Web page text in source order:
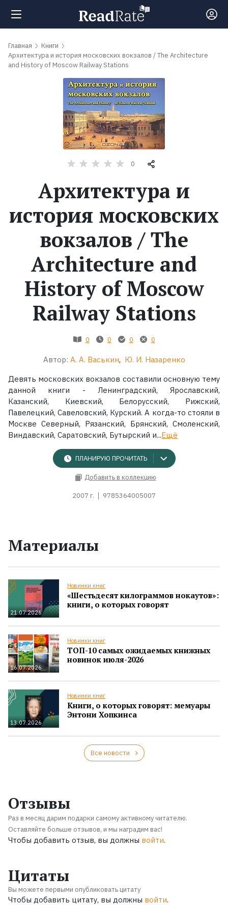
Поиск
обсуждаемые
книги
Авторы
Экранизации
Главная
Книги
Архитектура и история московских вокзалов / The Architecture
and History of Moscow Railway Stations
0
Архитектура и
история московских
вокзалов / The
Architecture and
History of Moscow
Railway Stations
0 0 0 0
Автор: А. А. Васькин, Ю. И. Назаренко
Девять московских вокзалов составили основную тему
данной книги - Ленинградский, Ярославский,
Казанский, Киевский, Белорусский, Рижский,
Павелецкий, Савеловский, Курский. А когда-то стояли в
Москве Северный, Рязанский, Брянский, Смоленский,
Виндавский, Саратовский, Бутырский и...Ещё
ПЛАНИРУЮ ПРОЧИТАТЬ
Добавить в коллекцию
2007 г. 9785364005007
Материалы
21.07.2026
Новинки книг
«Шестьдесят килограммов нокаутов»:
книги, о которых говорят
16.07.2026
Новинки книг
ТОП-10 самых ожидаемых книжных
новинок июля-2026
13.07.2026
Новинки книг
Книги, о которых говорят: мемуары
Энтони Хопкинса
Все новости
Отзывы
Раз в месяц дарим подарки самому активному читателю.
Оставляйте больше отзывов, и мы наградим вас!
Чтобы добавить отзыв, вы должны войти.
Цитаты
Вы можете первыми опубликовать цитату
Чтобы добавить цитату, вы должны войти.